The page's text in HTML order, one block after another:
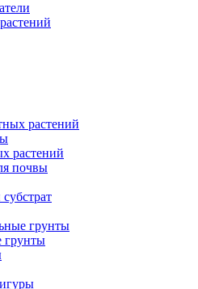
растений
растений
почвы
грунты
грунты